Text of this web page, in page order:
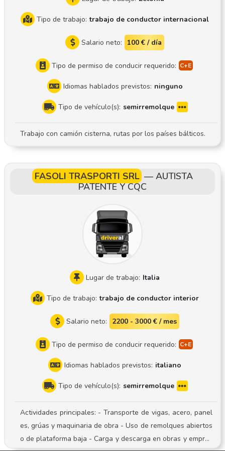
Tipo de trabajo: trabajo de conductor internacional
Salario neto: 100 € / día
Tipo de permiso de conducir requerido:
Idiomas hablados previstos: ninguno
Tipo de vehículo(s): semirremolque
Trabajo con camión cisterna, rutas por los países bálticos.
FASOLI TRASPORTI SRL — AUTISTA
PATENTE Y CQC
Lugar de trabajo: Italia
Tipo de trabajo: trabajo de conductor interior
Salario neto: 2200 - 3000 € / mes
Tipo de permiso de conducir requerido:
Idiomas hablados previstos: italiano
Tipo de vehículo(s): semirremolque
Actividades principales: - Transporte de vigas, acero, panel
es, grúas y maquinaria de obra - Uso de remolques abiertos
o de plataforma baja - Carga y descarga en obras y empres